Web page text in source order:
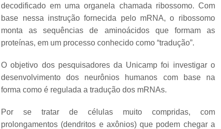
decodificado em uma organela chamada ribossomo. Com
base nessa instrução fornecida pelo mRNA, o ribossomo
monta as sequências de aminoácidos que formam as
proteínas, em um processo conhecido como “tradução”.
O objetivo dos pesquisadores da Unicamp foi investigar o
desenvolvimento dos neurônios humanos com base na
forma como é regulada a tradução dos mRNAs.
Por se tratar de células muito compridas, com
prolongamentos (dendritos e axônios) que podem chegar a